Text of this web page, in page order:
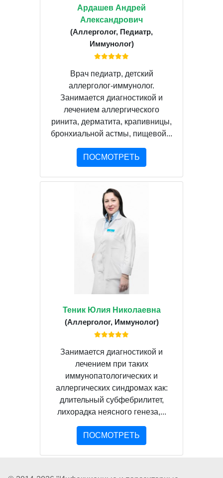
Ардашев Андрей
Александрович
(Аллерголог, Педиатр,
Иммунолог)
Врач педиатр, детский
аллерголог-иммунолог.
Занимается диагностикой и
лечением аллергического
ринита, дерматита, крапивницы,
бронхиальной астмы, пищевой...
ПОСМОТРЕТЬ
Теник Юлия Николаевна
(Аллерголог, Иммунолог)
Занимается диагностикой и
лечением при таких
иммунопатологических и
аллергических синдромах как:
длительный субфебрилитет,
лихорадка неясного генеза,...
ПОСМОТРЕТЬ